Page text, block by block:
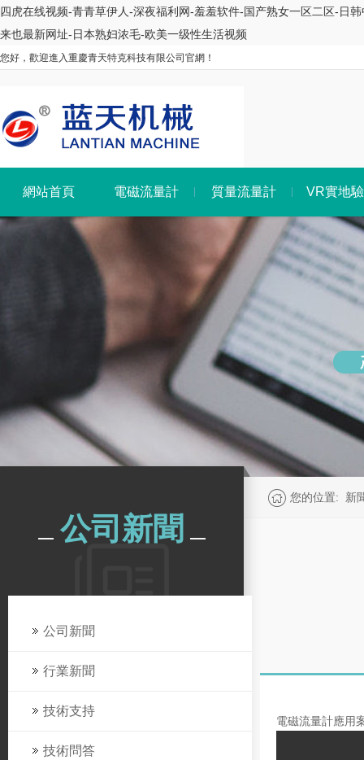
四虎在线视频-青青草伊人-深夜福利网-羞羞软件-国产熟女一区二区-日
来也最新网址-日本熟妇浓毛-欧美一级性生活视频
您好，歡迎進入重慶青天特克科技有限公司官網！
網站首頁 電磁流量計 質量流量計 VR實地
您的位置: 新
公司新聞
公司新聞
行業新聞
技術支持
技術問答
電磁流量計應用